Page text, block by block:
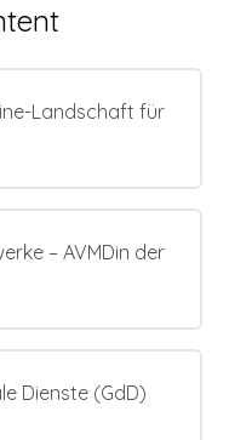
Landschaft für
– AVMDin der
Dienste (GdD)